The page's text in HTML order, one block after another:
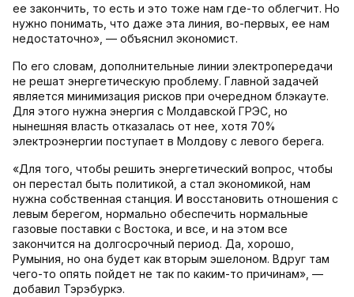
ее закончить, то есть и это тоже нам где-то облегчит. Но
нужно понимать, что даже эта линия, во-первых, ее нам
недостаточно», — объяснил экономист.
По его словам, дополнительные линии электропередачи
не решат энергетическую проблему. Главной задачей
является минимизация рисков при очередном блэкауте.
Для этого нужна энергия с Молдавской ГРЭС, но
нынешняя власть отказалась от нее, хотя 70%
электроэнергии поступает в Молдову с левого берега.
«Для того, чтобы решить энергетический вопрос, чтобы
он перестал быть политикой, а стал экономикой, нам
нужна собственная станция. И восстановить отношения с
левым берегом, нормально обеспечить нормальные
газовые поставки с Востока, и все, и на этом все
закончится на долгосрочный период. Да, хорошо,
Румыния, но она будет как вторым эшелоном. Вдруг там
чего-то опять пойдет не так по каким-то причинам», —
добавил Тэрэбуркэ.